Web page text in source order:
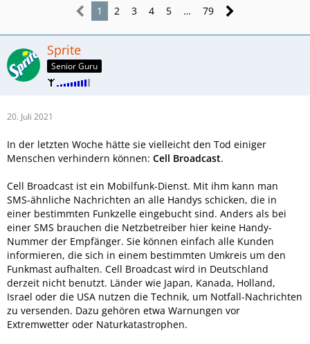
1 2 3 4 5 … 79
Sprite
Senior Guru
20. Juli 2021
In der letzten Woche hätte sie vielleicht den Tod einiger
Menschen verhindern können: Cell Broadcast.
Cell Broadcast ist ein Mobilfunk-Dienst. Mit ihm kann man
SMS-ähnliche Nachrichten an alle Handys schicken, die in
einer bestimmten Funkzelle eingebucht sind. Anders als bei
einer SMS brauchen die Netzbetreiber hier keine Handy-
Nummer der Empfänger. Sie können einfach alle Kunden
informieren, die sich in einem bestimmten Umkreis um den
Funkmast aufhalten. Cell Broadcast wird in Deutschland
derzeit nicht benutzt. Länder wie Japan, Kanada, Holland,
Israel oder die USA nutzen die Technik, um Notfall-Nachrichten
zu versenden. Dazu gehören etwa Warnungen vor
Extremwetter oder Naturkatastrophen.